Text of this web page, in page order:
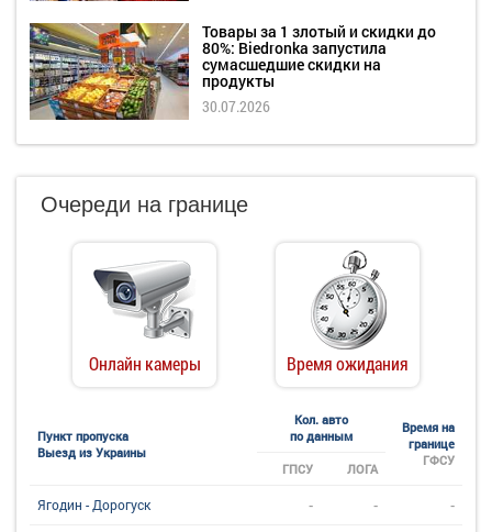
Товары за 1 злотый и скидки до
80%: Biedronka запустила
сумасшедшие скидки на
продукты
30.07.2026
Очереди на границе
Онлайн камеры Время ожидания
Пункт пропуска
Выезд из Украины
Кол. авто
по данным
Время на
границе
ГФСУ
ГПСУ ЛОГА
Ягодин - Дорогуск - - -